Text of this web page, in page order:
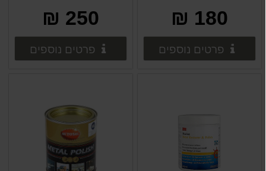
180 ₪
פרטים נוספים פרטים נוספים
250 ₪
פרטים נוספים